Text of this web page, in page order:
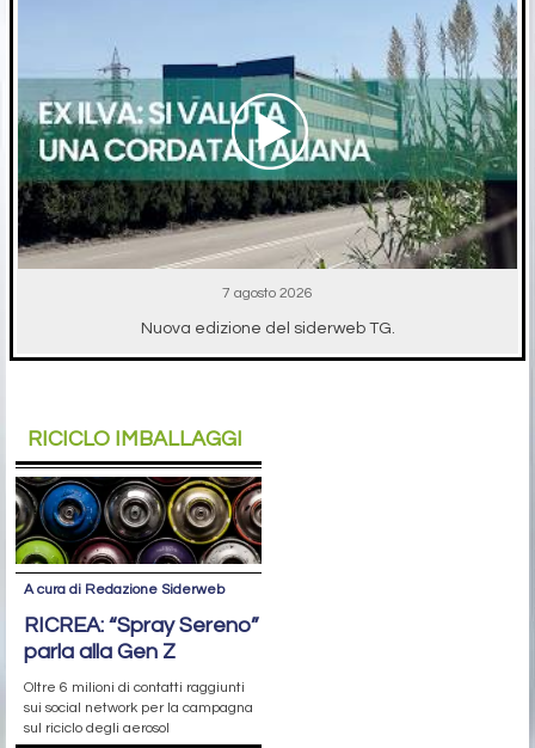
7 agosto 2026
Nuova edizione del siderweb TG.
RICICLO IMBALLAGGI
A cura di Redazione Siderweb
RICREA: “Spray Sereno”
parla alla Gen Z
Oltre 6 milioni di contatti raggiunti
sui social network per la campagna
sul riciclo degli aerosol